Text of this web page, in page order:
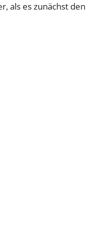
als es zunächst den